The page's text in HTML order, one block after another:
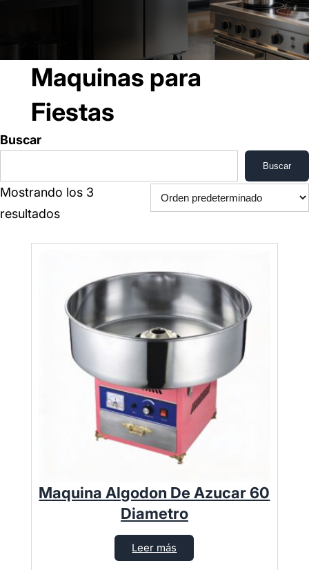
Maquinas para
Fiestas
Buscar
Buscar
Mostrando los 3
resultados
Maquina Algodon De Azucar 60
Diametro
Leer más